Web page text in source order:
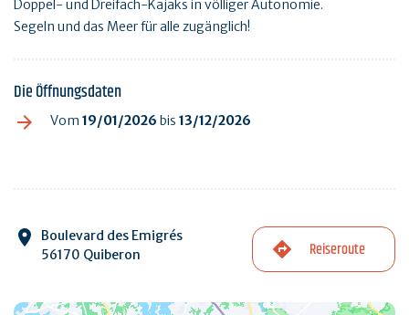
Doppel- und Dreifach-Kajaks in völliger Autonomie.
Segeln und das Meer für alle zugänglich!
Die Öffnungsdaten
Vom 19/01/2026 bis 13/12/2026
Boulevard des Emigrés
56170 Quiberon
Reiseroute